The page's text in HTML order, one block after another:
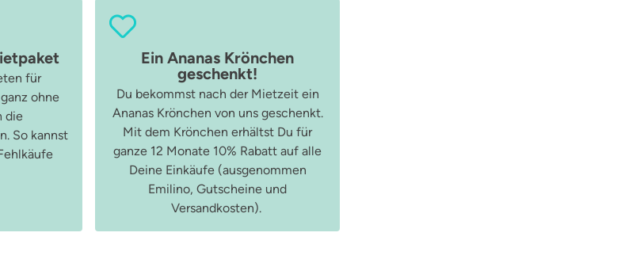
für
ohne
die
So kannst
Ein Ananas Krönchen
geschenkt!
Du bekommst nach der Mietzeit ein
Ananas Krönchen von uns geschenkt.
Mit dem Krönchen erhältst Du für
ganze 12 Monate 10% Rabatt auf alle
Deine Einkäufe (ausgenommen
Emilino, Gutscheine und
Versandkosten).